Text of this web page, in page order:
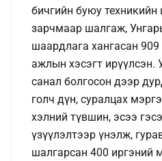
бичгийн буюу техникийн
зарчмаар шалгаж,
шаардлага хангасан
ажлын хэсэгт ирүүлсэн.
санал болгосон дээр
голч дүн, суралцах
хэлний түвшин, эсээ
үзүүлэлтээр үнэлж,
шалгарсан 400 иргэний